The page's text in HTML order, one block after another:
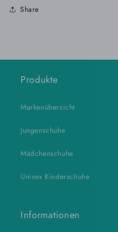
Share
Produkte
Markenübersicht
Jungenschuhe
Mädchenschuhe
Unisex Kinderschuhe
Informationen